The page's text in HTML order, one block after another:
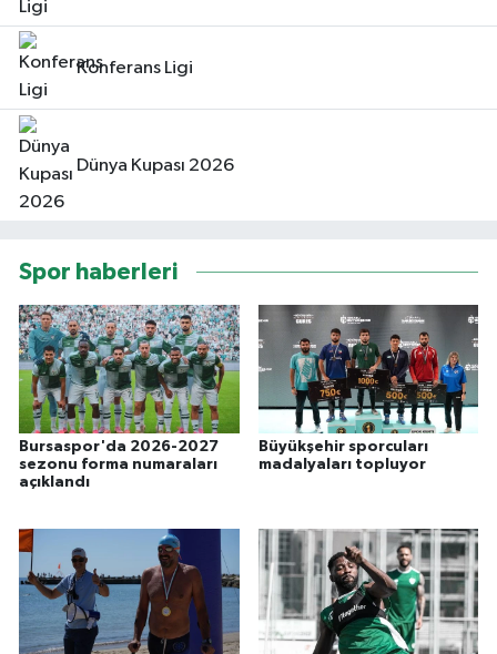
Konferans Ligi
Dünya Kupası 2026
Spor haberleri
Bursaspor'da 2026-2027
sezonu forma numaraları
açıklandı
Büyükşehir sporcuları
madalyaları topluyor